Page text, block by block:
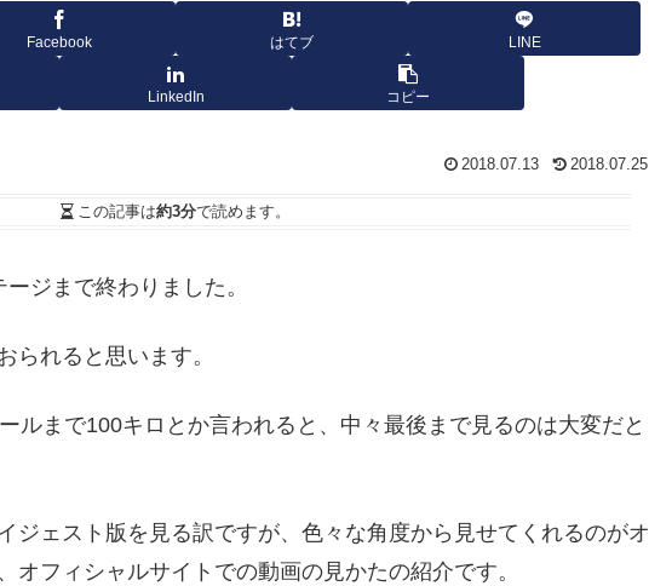
Facebook はてブ LINE
LinkedIn コピー
2018.07.13 2018.07.25
この記事は約3分で読めます。
ジまで終わりました。
られると思います。
ルまで100キロとか言われると、中々最後まで見るのは大変だと
ジェスト版を見る訳ですが、色々な角度から見せてくれるのがオ
オフィシャルサイトでの動画の見かたの紹介です。